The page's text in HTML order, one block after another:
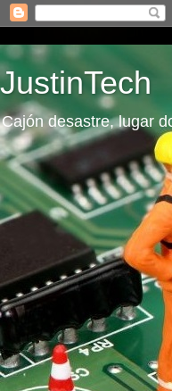
JustinTech
Cajón desastre, lugar